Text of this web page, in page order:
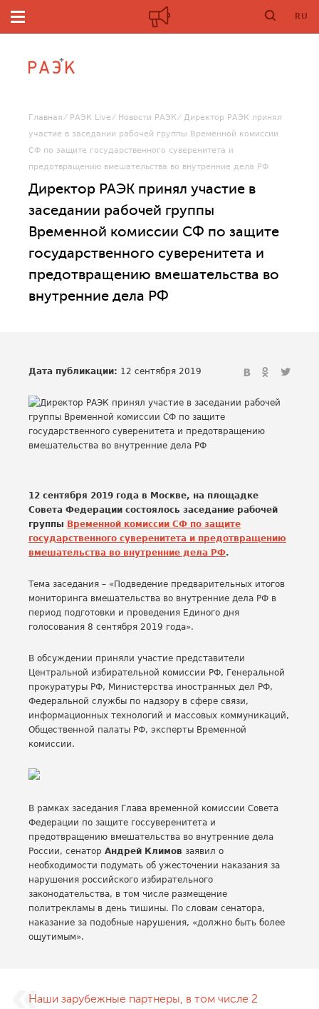
RU
Главная РАЭК Live Новости РАЭК
Директор РАЭК принял
участие в заседании рабочей группы Временной комиссии
СФ по защите государственного суверенитета и
предотвращению вмешательства во внутренние дела РФ
Директор РАЭК принял участие в
заседании рабочей группы
Временной комиссии СФ по защите
государственного суверенитета и
предотвращению вмешательства во
внутренние дела РФ
Дата публикации: 12 сентября 2019
12 сентября 2019 года в Москве, на площадке
Совета Федерации состоялось заседание рабочей
группы Временной комиссии СФ по защите
государственного суверенитета и предотвращению
вмешательства во внутренние дела РФ.
Тема заседания – «Подведение предварительных итогов
мониторинга вмешательства во внутренние дела РФ в
период подготовки и проведения Единого дня
голосования 8 сентября 2019 года».
В обсуждении приняли участие представители
Центральной избирательной комиссии РФ, Генеральной
прокуратуры РФ, Министерства иностранных дел РФ,
Федеральной службы по надзору в сфере связи,
информационных технологий и массовых коммуникаций,
Общественной палаты РФ, эксперты Временной
комиссии.
В рамках заседания Глава временной комиссии Совета
Федерации по защите госсуверенитета и
предотвращению вмешательства во внутренние дела
России, сенатор Андрей Климов заявил о
необходимости подумать об ужесточении наказания за
нарушения российского избирательного
законодательства, в том числе размещение
политрекламы в день тишины. По словам сенатора,
наказание за подобные нарушения, «должно быть более
ощутимым».
Наши зарубежные партнеры, в том числе 2